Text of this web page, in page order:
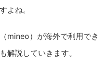
よね。
mineo）が海外で利用でき
解説していきます。